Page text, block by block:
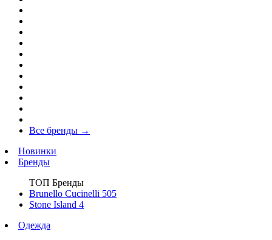
Все бренды →
Новинки
Бренды
ТОП Бренды
Brunello Cucinelli 505
Stone Island 4
Одежда